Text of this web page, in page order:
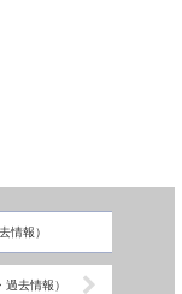
情報）
去情報）